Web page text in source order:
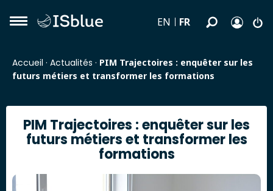
EN FR
Accueil · Actualités · PIM Trajectoires : enquêter sur les
futurs métiers et transformer les formations
PIM Trajectoires : enquêter sur les
futurs métiers et transformer les
formations